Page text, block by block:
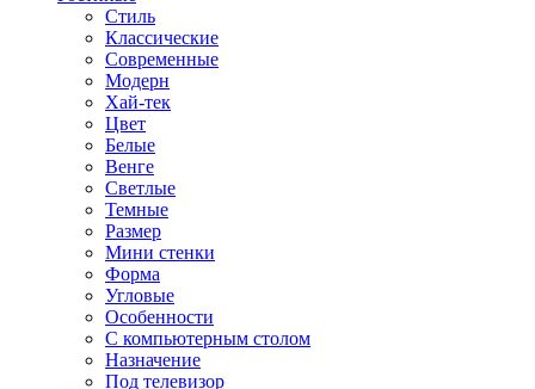
Стиль
Классические
Современные
Модерн
Хай-тек
Цвет
Белые
Венге
Светлые
Темные
Размер
Мини стенки
Форма
Угловые
Особенности
С компьютерным столом
Назначение
Под телевизор